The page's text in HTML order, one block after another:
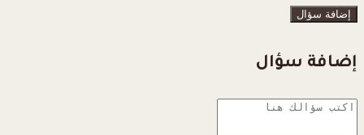
إضافة سؤال
إضافة سؤال